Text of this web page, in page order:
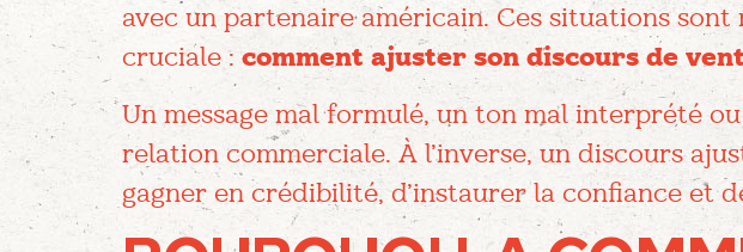
avec un partenaire américain. Ces situations
cruciale : comment ajuster son discours de
Un message mal formulé, un ton mal interprété
relation commerciale. À l’inverse, un discours
gagner en crédibilité, d’instaurer la confiance et